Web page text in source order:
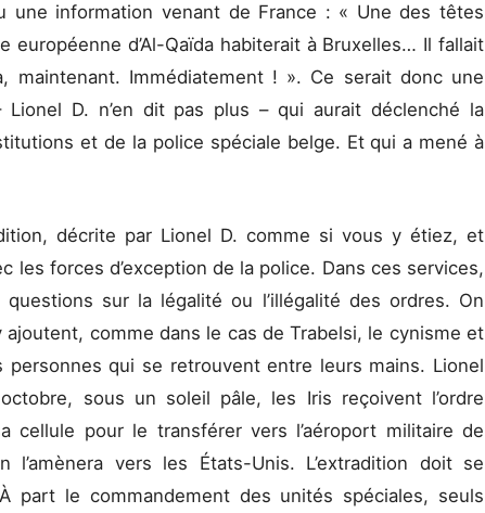
une information venant de France : « Une des têtes
européenne d’Al-Qaïda habiterait à Bruxelles… Il fallait
maintenant. Immédiatement ! ». Ce serait donc une
Lionel D. n’en dit pas plus – qui aurait déclenché la
et de la police spéciale belge. Et qui a mené à
décrite par Lionel D. comme si vous y étiez, et
les forces d’exception de la police. Dans ces services,
sur la légalité ou l’illégalité des ordres. On
ajoutent, comme dans le cas de Trabelsi, le cynisme et
personnes qui se retrouvent entre leurs mains. Lionel
sous un soleil pâle, les Iris reçoivent l’ordre
cellule pour le transférer vers l’aéroport militaire de
l’amènera vers les États-Unis. L’extradition doit se
part le commandement des unités spéciales, seuls